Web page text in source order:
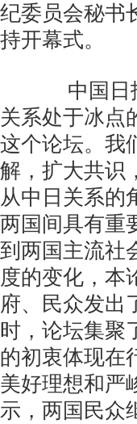
纪委员会秘书
持开幕式。
中国日报
关系处于冰点
这个论坛。我
解，扩大共识
从中日关系的
两国间具有重
到两国主流社
度的变化，本
府、民众发出
时，论坛集聚
的初衷体现在
美好理想和严
示，两国民众